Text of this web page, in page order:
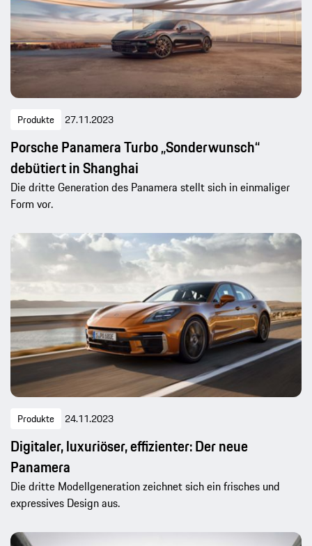
Produkte 27.11.2023
Porsche Panamera Turbo „Sonderwunsch“
debütiert in Shanghai
Die dritte Generation des Panamera stellt sich in einmaliger
Form vor.
Produkte 24.11.2023
Digitaler, luxuriöser, effizienter: Der neue
Panamera
Die dritte Modellgeneration zeichnet sich ein frisches und
expressives Design aus.